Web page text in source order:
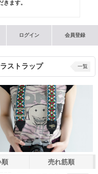
きます。
ログイン 会員登録
ストラップ 一覧
順 売れ筋順